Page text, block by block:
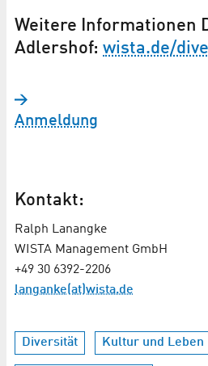
Weitere Informationen
Adlershof: wista.de/
Anmeldung
Kontakt:
Ralph Lanangke
WISTA Management GmbH
+49 30 6392-2206
langanke(at)wista.de
Diversität Kultur und Leben